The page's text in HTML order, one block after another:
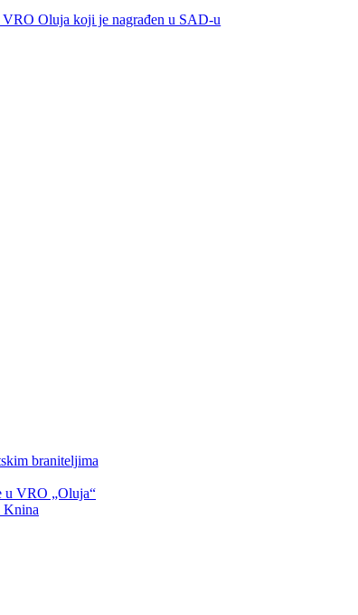
Oluja koji je nagrađen u SAD-u
braniteljima
u VRO „Oluja“
Knina